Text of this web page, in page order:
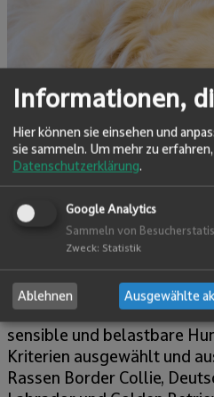
Informationen,
Hier können sie einsehen und
sie sammeln. Um mehr zu
Datenschutzerklärung.
Google Analytics
Sammeln von
Zweck: Statistik
Ablehnen Ausgewählte
Blindenführhunde sind
sensible und belastbare
Kriterien ausgewählt und
Rassen Border Collie,